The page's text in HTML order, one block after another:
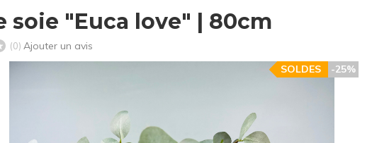
soie "Euca love" | 80cm
(0) Ajouter un avis
-25%
SOLDES